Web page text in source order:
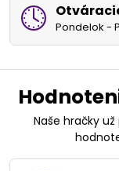
Pondelok -
Naše hračky